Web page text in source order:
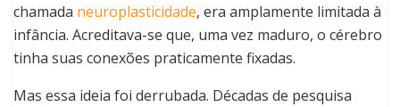
chamada neuroplasticidade, era amplamente limitada à
infância. Acreditava-se que, uma vez maduro, o cérebro
tinha suas conexões praticamente fixadas.
Mas essa ideia foi derrubada. Décadas de pesquisa